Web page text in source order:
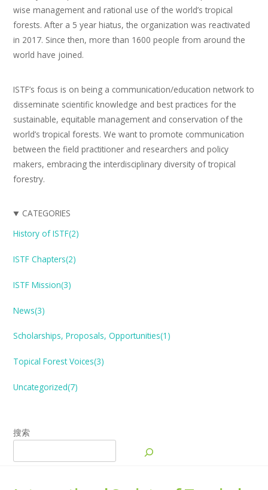
wise management and rational use of the world’s tropical
forests. After a 5 year hiatus, the organization was reactivated
in 2017. Since then, more than 1600 people from around the
world have joined.
ISTF’s focus is on being a communication/education network to
disseminate scientific knowledge and best practices for the
sustainable, equitable management and conservation of the
world’s tropical forests. We want to promote communication
between the field practitioner and researchers and policy
makers, embracing the interdisciplinary diversity of tropical
forestry.
CATEGORIES
History of ISTF(2)
ISTF Chapters(2)
ISTF Mission(3)
News(3)
Scholarships, Proposals, Opportunities(1)
Topical ForestVoices(3)
Uncategorized(7)
搜索